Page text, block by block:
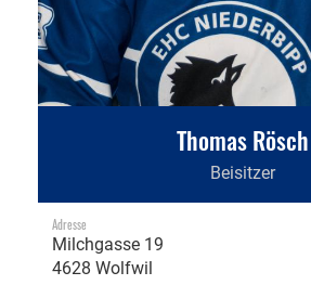
Thomas Rösch
Beisitzer
Adresse
Milchgasse 19
4628 Wolfwil